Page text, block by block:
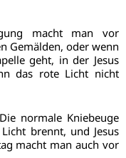
macht man vor
Gemälden, oder wenn
geht, in der Jesus
das rote Licht nicht
normale Kniebeuge
brennt, und Jesus
macht man auch vor